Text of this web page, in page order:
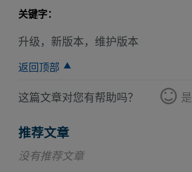
关键字：
升级，新版本，维护版本
返回顶部
这篇文章对您有帮助吗？ 是
推荐文章
没有推荐文章